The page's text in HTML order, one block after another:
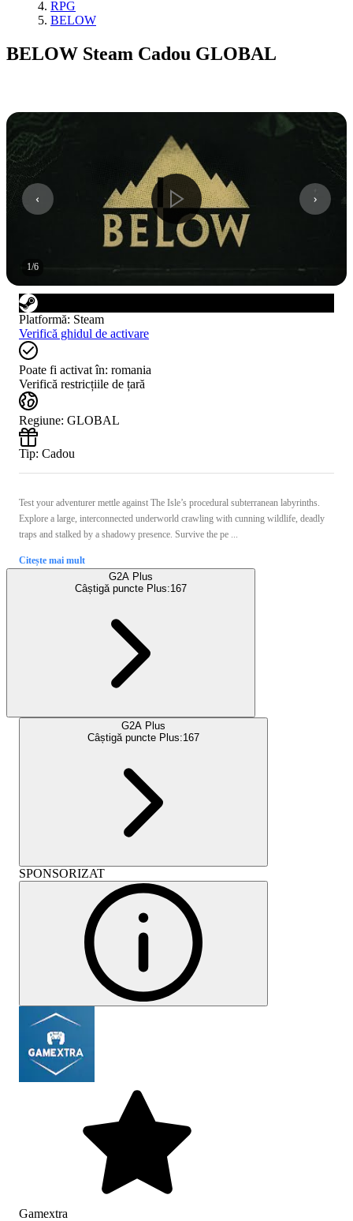
RPG
BELOW
BELOW Steam Cadou GLOBAL
1/6
Platformă: Steam
Verifică ghidul de activare
Poate fi activat în: romania
Verifică restricțiile de țară
Regiune: GLOBAL
Tip: Cadou
Test your adventurer mettle against The Isle’s procedural subterranean labyrinths.
Explore a large, interconnected underworld crawling with cunning wildlife, deadly
traps and stalked by a shadowy presence. Survive the pe ...
Citește mai mult
G2A Plus
Câștigă puncte Plus:167
G2A Plus
Câștigă puncte Plus:167
SPONSORIZAT
Gamextra